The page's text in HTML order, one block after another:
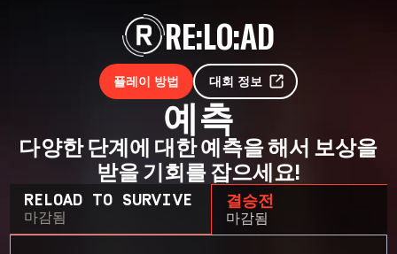
RE:LO:AD
플레이 방법 대회 정보
예측
다양한 단계에 대한 예측을 해서 보상을
받을 기회를 잡으세요!
RELOAD TO SURVIVE
마감됨
결승전
마감됨